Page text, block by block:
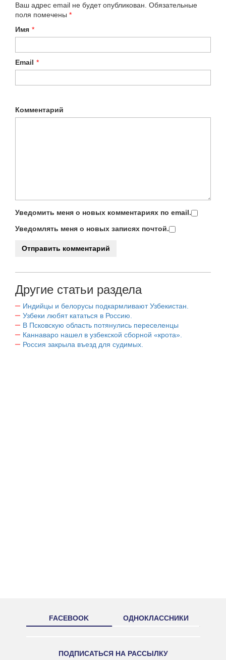
Ваш адрес email не будет опубликован. Обязательные
поля помечены *
Имя *
Email *
Комментарий
Уведомить меня о новых комментариях по email.
Уведомлять меня о новых записях почтой.
Другие статьи раздела
Индийцы и белорусы подкармливают Узбекистан.
Узбеки любят кататься в Россию.
В Псковскую область потянулись переселенцы
Каннаваро нашел в узбекской сборной «крота».
Россия закрыла въезд для судимых.
FACEBOOK ОДНОКЛАССНИКИ
ПОДПИСАТЬСЯ НА РАССЫЛКУ